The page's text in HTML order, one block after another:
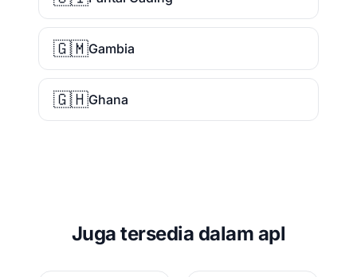
🇬🇲Gambia
🇬🇭Ghana
Juga tersedia dalam apl